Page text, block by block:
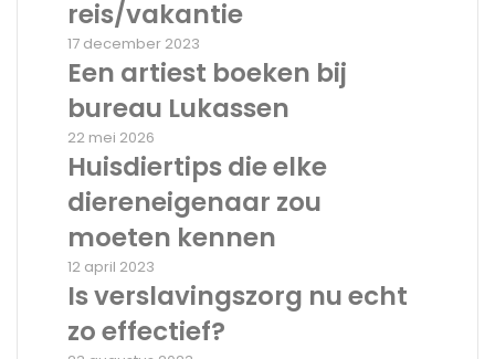
reiskoffers
voor
jouw
reis/vakantie
reis/vakantie
Een
artiest
boeken
bij
bureau
Lukassen
17 december 2023
Een artiest boeken bij
bureau Lukassen
Huisdiertips
die
elke
diereneigenaar
zou
moeten
kennen
22 mei 2026
Huisdiertips die elke
diereneigenaar zou
moeten kennen
Is
verslavingszorg
nu
echt
12 april 2023
Is verslavingszorg nu echt
zo effectief?